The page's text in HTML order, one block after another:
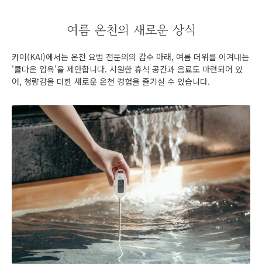
여름 온천의 새로운 상식
카이(KAI)에서는 온천 요법 전문의의 감수 아래, 여름 더위를 이겨내는
'쿨다운 입욕'을 제안합니다. 시원한 휴식 공간과 음료도 마련되어 있
어, 청량감을 더한 새로운 온천 경험을 즐기실 수 있습니다.